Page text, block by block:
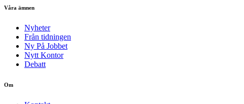
Våra ämnen
Nyheter
Från tidningen
Ny På Jobbet
Nytt Kontor
Debatt
Om